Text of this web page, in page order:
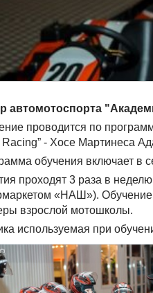
автомотоспорта
проводится по
- Хосе Мартинеса
обучения включает в
проходят 3 раза в
«НАШ»).
взрослой мотошколы.
используемая при